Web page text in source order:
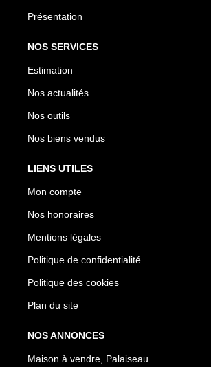
Présentation
NOS SERVICES
Estimation
Nos actualités
Nos outils
Nos biens vendus
LIENS UTILES
Mon compte
Nos honoraires
Mentions légales
Politique de confidentialité
Politique des cookies
Plan du site
NOS ANNONCES
Maison à vendre, Palaiseau